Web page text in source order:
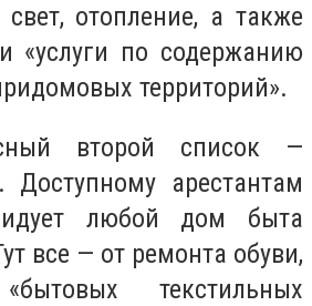
свет, отопление, а также
«услуги по содержанию
территорий».
второй список —
Доступному арестантам
любой дом быта
все — от ремонта обуви,
текстильных